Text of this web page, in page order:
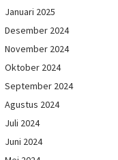
Januari 2025
Desember 2024
November 2024
Oktober 2024
September 2024
Agustus 2024
Juli 2024
Juni 2024